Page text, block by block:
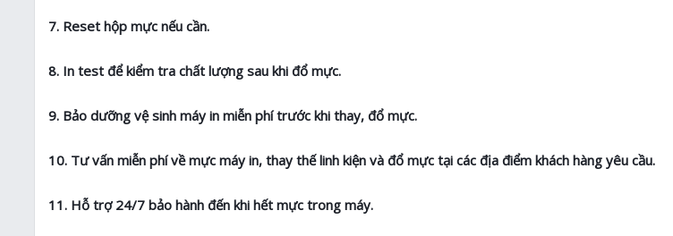
7. Reset hộp mực nếu cần.
8. In test để kiểm tra chất lượng sau khi đổ mực.
9. Bảo dưỡng vệ sinh máy in miễn phí trước khi thay, đổ mực.
10. Tư vấn miễn phí về mực máy in, thay thế linh kiện và đổ mực tại các địa điểm khách hàng yêu cầu.
11. Hỗ trợ 24/7 bảo hành đến khi hết mực trong máy.